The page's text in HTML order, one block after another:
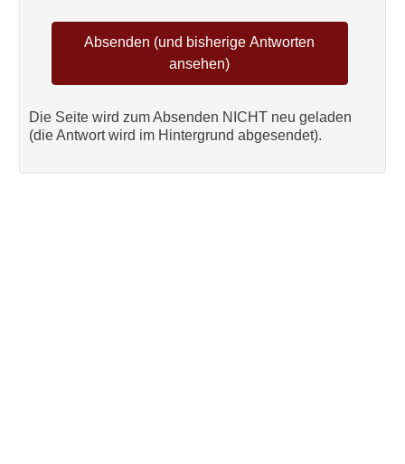
Die Seite wird zum Absenden NICHT neu geladen
(die Antwort wird im Hintergrund abgesendet).